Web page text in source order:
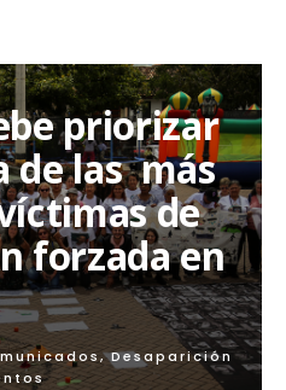
priorizar
de las más
de
forzada en
,Desaparición